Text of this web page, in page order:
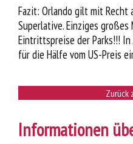
Fazit: Orlando gilt mit Recht
Superlative. Einziges
Eintrittspreise der Parks!!! In
für die Hälfe vom US-Preis
Zurück
Informationen